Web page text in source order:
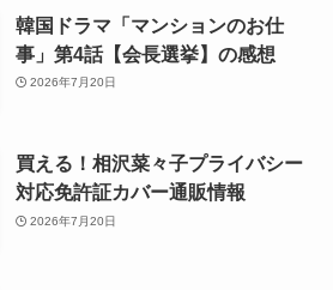
韓国ドラマ「マンションのお仕
事」第4話【会長選挙】の感想
2026年7月20日
買える！相沢菜々子プライバシー
対応免許証カバー通販情報
2026年7月20日